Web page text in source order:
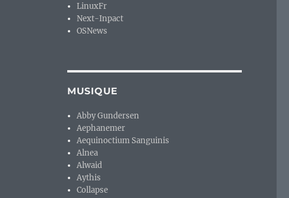
LinuxFr
Next-Inpact
OSNews
MUSIQUE
Abby Gundersen
Aephanemer
Aequinoctium Sanguinis
Alnea
Alwaid
Aythis
Collapse